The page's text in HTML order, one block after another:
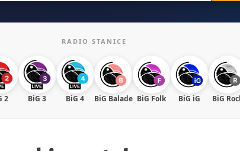
RADIO STANICE
2 BiG 3 BiG 4 BiG Balade BiG Folk BiG iG BiG